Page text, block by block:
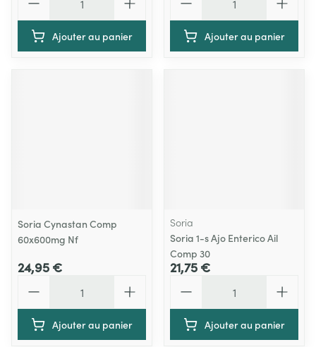
Ajouter au panier Ajouter au panier
Soria Cynastan Comp
60x600mg Nf
24,95 €
Ajouter au panier
Soria
Soria 1-s Ajo Enterico Ail
Comp 30
21,75 €
Ajouter au panier